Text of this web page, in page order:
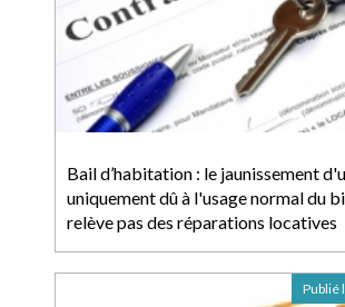
Bail d’habitation : le jaunissement
uniquement dû à l'usage normal du
relève pas des réparations locatives
Publié